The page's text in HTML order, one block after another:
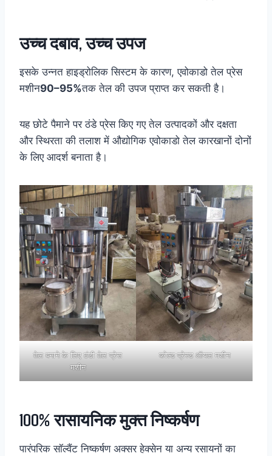
उच्च दबाव, उच्च उपज
इसके उन्नत हाइड्रोलिक सिस्टम के कारण, एवोकाडो तेल प्रेस
मशीन90–95%तक तेल की उपज प्राप्त कर सकती है।
यह छोटे पैमाने पर ठंडे प्रेस किए गए तेल उत्पादकों और दक्षता
और स्थिरता की तलाश में औद्योगिक एवोकाडो तेल कारखानों दोनों
के लिए आदर्श बनाता है।
तेल बनाने के लिए ठंडी तेल प्रेस
मशीन
कोल्ड प्रेस्ड ऑयल मशीन
100% रासायनिक मुक्त निष्कर्षण
पारंपरिक सॉल्वैंट निष्कर्षण अक्सर हेक्सेन या अन्य रसायनों का